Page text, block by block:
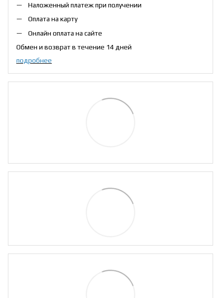
Наложенный платеж при получении
Оплата на карту
Онлайн оплата на сайте
Обмен и возврат в течение 14 дней
подробнее